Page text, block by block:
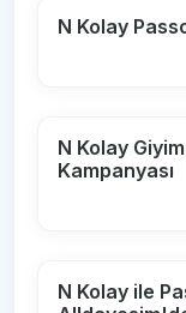
N Kolay
N Kolay
Kampanyası
N Kolay ile